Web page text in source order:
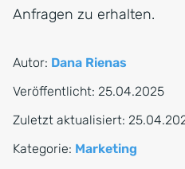
Anfragen zu erhalten.
Autor: Dana Rienas
Veröffentlicht: 25.04.2025
Zuletzt aktualisiert:
Kategorie: Marketing